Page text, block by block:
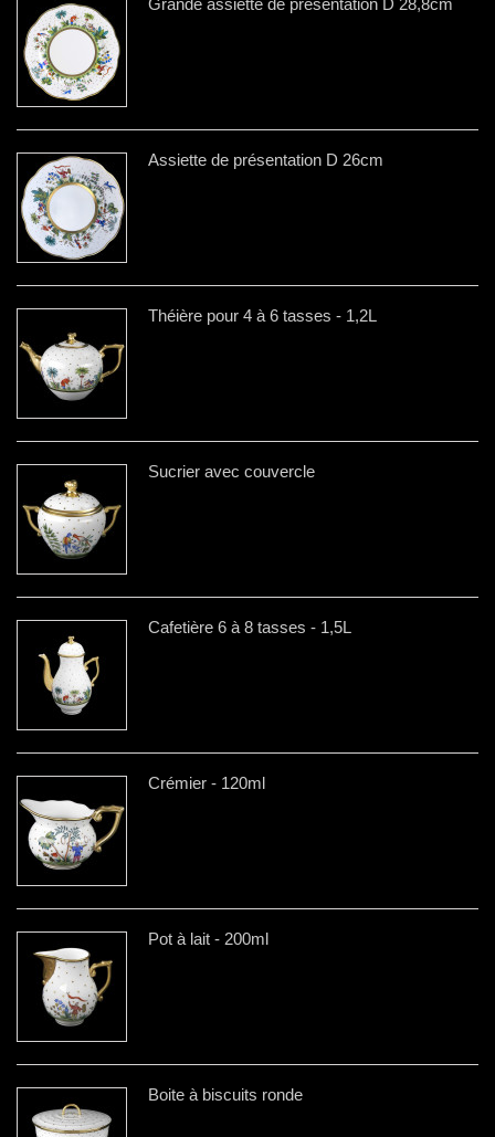
Assiette de présentation D 26cm
Théière pour 4 à 6 tasses - 1,2L
Sucrier avec couvercle
Cafetière 6 à 8 tasses - 1,5L
Crémier - 120ml
Pot à lait - 200ml
Boite à biscuits ronde